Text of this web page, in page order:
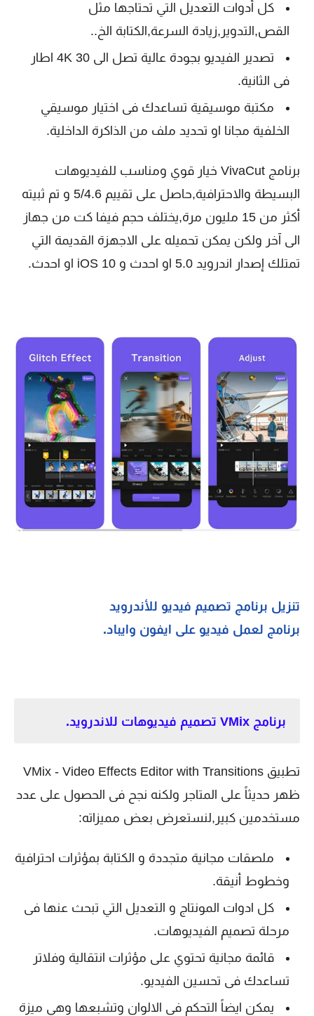
كل أدوات التعديل التي تحتاجها مثل
القص,التدوير,زيادة السرعة,الكتابة الخ..
تصدير الفيديو بجودة عالية تصل الى 4K 30 اطار
فى الثانية.
مكتبة موسيقية تساعدك فى اختيار موسيقي
الخلفية مجانا او تحديد ملف من الذاكرة الداخلية.
برنامج VivaCut خيار قوي ومناسب للفيديوهات
البسيطة والاحترافية,حاصل على تقييم 5/4.6 و تم ثبيته
أكثر من 15 مليون مرة,يختلف حجم فيفا كت من جهاز
الى آخر ولكن يمكن تحميله على الاجهزة القديمة التي
تمتلك إصدار اندرويد 5.0 او احدث و iOS 10 او احدث.
تنزيل برنامج تصميم فيديو للأندرويد
برنامج لعمل فيديو على ايفون وايباد.
برنامج VMix تصميم فيديوهات للاندرويد.
تطبيق VMix - Video Effects Editor with Transitions
ظهر حديثاً على المتاجر ولكنه نجح فى الحصول على عدد
مستخدمين كبير,لنستعرض بعض مميزاته:
ملصقات مجانية متجددة و الكتابة بمؤثرات احترافية
وخطوط أنيقة.
كل ادوات المونتاج و التعديل التي تبحث عنها فى
مرحلة تصميم الفيديوهات.
قائمة مجانية تحتوي على مؤثرات انتقالية وفلاتر
تساعدك فى تحسين الفيديو.
يمكن ايضاً التحكم فى الالوان وتشبعها وهي ميزة